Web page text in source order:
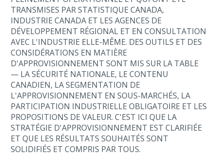
TRANSMISES PAR STATISTIQUE CANADA,
INDUSTRIE CANADA ET LES AGENCES DE
DÉVELOPPEMENT RÉGIONAL ET EN CONSULTATION
AVEC L'INDUSTRIE ELLE-MÊME. DES OUTILS ET DES
CONSIDÉRATIONS EN MATIÈRE
D'APPROVISIONNEMENT SONT MIS SUR LA TABLE
— LA SÉCURITÉ NATIONALE, LE CONTENU
CANADIEN, LA SEGMENTATION DE
L'APPROVISIONNEMENT EN SOUS-MARCHÉS, LA
PARTICIPATION INDUSTRIELLE OBLIGATOIRE ET LES
PROPOSITIONS DE VALEUR. C'EST ICI QUE LA
STRATÉGIE D'APPROVISIONNEMENT EST CLARIFIÉE
ET QUE LES RÉSULTATS SOUHAITÉS SONT
SOLIDIFIÉS ET COMPRIS PAR TOUS.